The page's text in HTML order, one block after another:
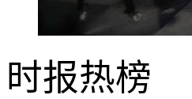
时报热榜